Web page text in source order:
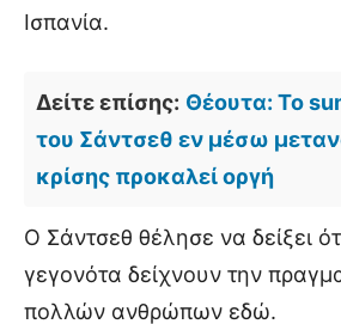
Ισπανία.
Δείτε επίσης: Θέουτα: Το
του Σάντσεθ εν μέσω
κρίσης προκαλεί οργή
Ο Σάντσεθ θέλησε να δείξει
γεγονότα δείχνουν την
πολλών ανθρώπων εδώ.